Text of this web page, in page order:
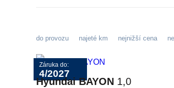
do provozu najeté km nejnižší cena
Záruka do:
4/2027
Hyundai BAYON 1,0